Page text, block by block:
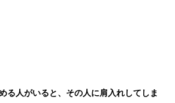
人がいると、その人に肩入れしてしま